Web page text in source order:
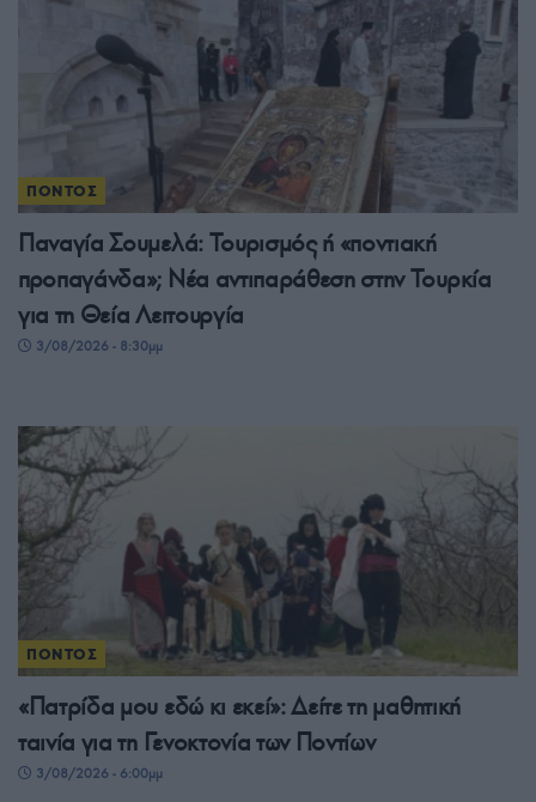
ΠΟΝΤΟΣ
Παναγία Σουμελά: Τουρισμός ή «ποντιακή
προπαγάνδα»; Νέα αντιπαράθεση στην Τουρκία
για τη Θεία Λειτουργία
3/08/2026 - 8:30μμ
ΠΟΝΤΟΣ
«Πατρίδα μου εδώ κι εκεί»: Δείτε τη μαθητική
ταινία για τη Γενοκτονία των Ποντίων
3/08/2026 - 6:00μμ